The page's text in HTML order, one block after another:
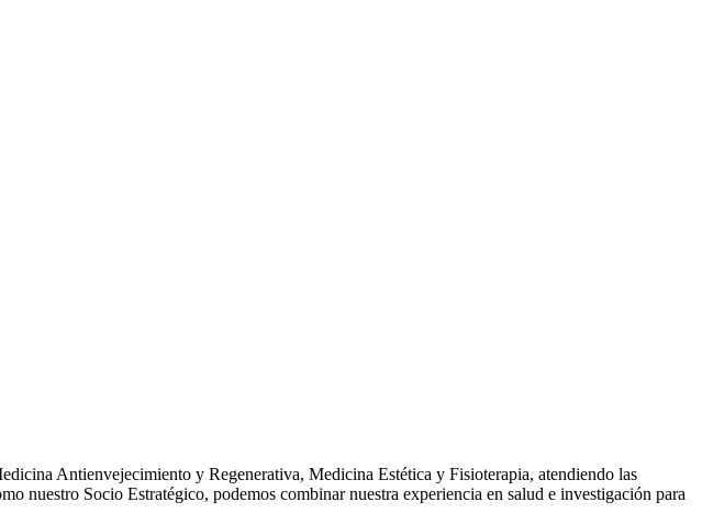
Antienvejecimiento y Regenerativa, Medicina Estética y Fisioterapia, atendiendo las
nuestro Socio Estratégico, podemos combinar nuestra experiencia en salud e investigación para